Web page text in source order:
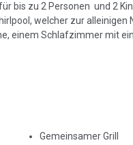
bis zu 2 Personen und 2
welcher zur alleinigen
einem Schlafzimmer mit
Gemeinsamer Grill